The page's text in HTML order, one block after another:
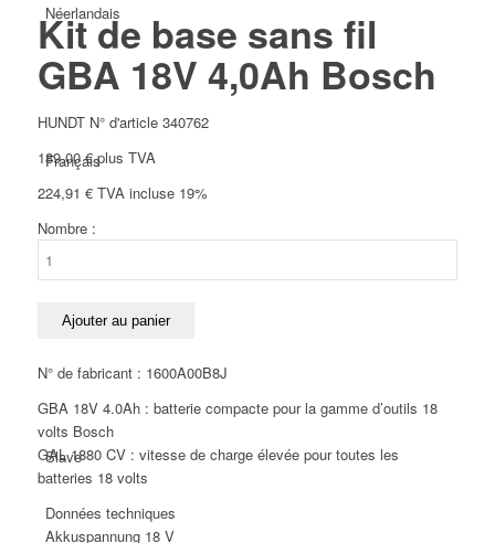
Néerlandais
Français
Slave
Kit de base sans fil
GBA 18V 4,0Ah Bosch
HUNDT N° d'article 340762
189,00€plus TVA
224,91 €TVA incluse 19%
Nombre :
sans
GBA
18V
4,0Ah
Bosch
Ajouter au panier
N° de fabricant : 1600A00B8J
GBA 18V 4.0Ah : batterie compacte pour la gamme d’outils 18
volts Bosch
GAL 1880 CV : vitesse de charge élevée pour toutes les
batteries 18 volts
Données techniques
Akkuspannung 18 V